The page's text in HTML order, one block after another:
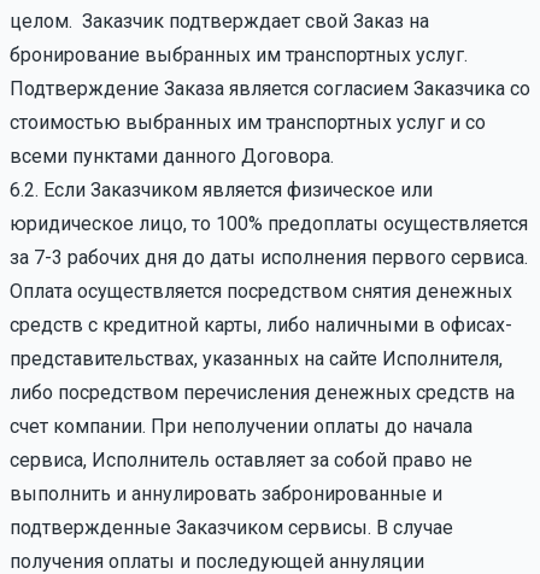
целом. Заказчик подтверждает свой Заказ на
бронирование выбранных им транспортных услуг.
Подтверждение Заказа является согласием Заказчика со
стоимостью выбранных им транспортных услуг и со
всеми пунктами данного Договора.
6.2. Если Заказчиком является физическое или
юридическое лицо, то 100% предоплаты осуществляется
за 7-3 рабочих дня до даты исполнения первого сервиса.
Оплата осуществляется посредством снятия денежных
средств с кредитной карты, либо наличными в офисах-
представительствах, указанных на сайте Исполнителя,
либо посредством перечисления денежных средств на
счет компании. При неполучении оплаты до начала
сервиса, Исполнитель оставляет за собой право не
выполнить и аннулировать забронированные и
подтвержденные Заказчиком сервисы. В случае
получения оплаты и последующей аннуляции